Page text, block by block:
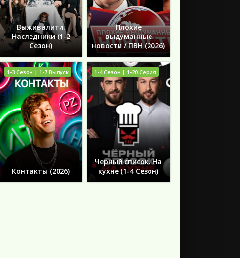
Выживалити.
Наследники (1-2
Сезон)
Плохие
выдуманные
новости / ПВН (2026)
Контакты (2026)
1-3 Сезон | 1-7 Выпуск
Черный список. На
кухне (1-4 Сезон)
1-4 Сезон | 1-20 Серия